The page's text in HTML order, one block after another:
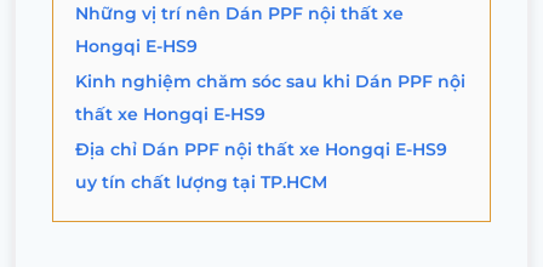
Những vị trí nên Dán PPF nội thất xe
Hongqi E-HS9
Kinh nghiệm chăm sóc sau khi Dán PPF nội
thất xe Hongqi E-HS9
Địa chỉ Dán PPF nội thất xe Hongqi E-HS9
uy tín chất lượng tại TP.HCM